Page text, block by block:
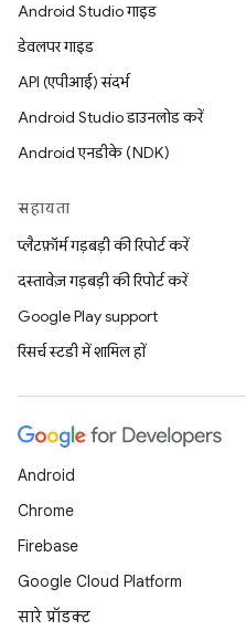
Android Studio गाइड
डेवलपर गाइड
API (एपीआई) संदर्भ
Android Studio डाउनलोड करें
Android एनडीके (NDK)
सहायता
प्लैटफ़ॉर्म गड़बड़ी की रिपोर्ट करें
दस्तावेज़ गड़बड़ी की रिपोर्ट करें
Google Play support
रिसर्च स्टडी में शामिल हों
Android
Chrome
Firebase
Google Cloud Platform
सारे प्रॉडक्ट